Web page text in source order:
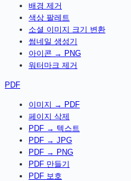
배경 제거
색상 팔레트
소셜 이미지 크기 변환
썸네일 생성기
아이콘 → PNG
워터마크 제거
PDF
이미지 → PDF
페이지 삭제
PDF → 텍스트
PDF → JPG
PDF → PNG
PDF 만들기
PDF 보호